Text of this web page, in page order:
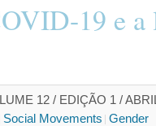
19 e a
12 / EDIÇÃO 1 /
Social Movements Gender